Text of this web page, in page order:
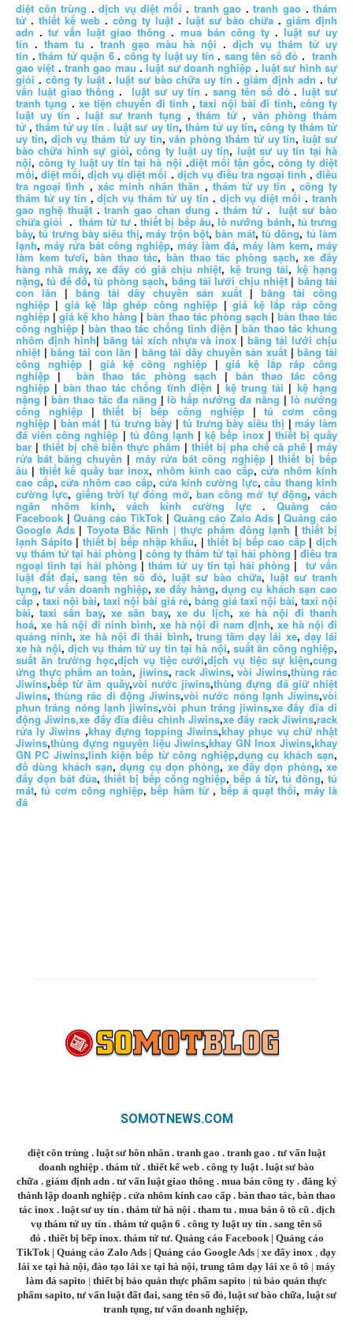
diệt côn trùng .dịch vụ diệt mối . tranh gao .tranh gao .thám
tử . thiết kế web . công ty luật . luật sư bào chữa . giám định
adn .tư vấn luật giao thông . mua bán công ty. luật sư uy
tín . tham tu . tranh gạo màu hà nội .dịch vụ thám tử uy
tín .thám tử quận 6. công ty luật uy tín . sang tên sổ đỏ .tranh
gao việt .tranh gao mau .luật sư doanh nghiệp .luật sư hình sự
giỏi . công ty luật. luật sư bào chữa uy tín .giám định adn .tư
vấn luật giao thông . luật sư uy tín .sang tên sổ đỏ.luật sư
tranh tụng . xe tiện chuyến đi tỉnh ,taxi nội bài đi tỉnh, công ty
luật uy tín .luật sư tranh tụng ,thám tử, văn phòng thám
tử ,thám tử uy tín . luật sư uy tín, thám tử uy tín, công ty thám tử
uy tín, dịch vụ thám tử uy tín,văn phòng thám tử uy tín,luật sư
bào chữa hình sự giỏi,công ty luật uy tín, luật sư uy tín tại hà
nội,công ty luật uy tín tại hà nội .diệt mối tận gốc, công ty diệt
mối,diệt mối,dịch vụ diệt mối . dịch vụ điều tra ngoại tình ,điều
tra ngoại tình , xác minh nhân thân , thám tử uy tín , công ty
thám tử uy tín ,dịch vụ thám tử uy tín . dịch vụ diệt mối .tranh
gao nghệ thuật.tranh gao chan dung . thám tử.luật sư bào
chữa giỏi .thám tử tư.thiết bị bếp âu,lò nướng bánh, tủ trưng
bày,tủ trưng bày siêu thị,máy trộn bột,bàn mát, tủ đông, tủ làm
lạnh, máy rửa bát công nghiệp, máy làm đá, máy làm kem, máy
làm kem tươi,bàn thao tác,bàn thao tác phòng sạch,xe đẩy
hàng nhà máy, xe đẩy có giá chịu nhiệt, kệ trung tải, kệ hạng
nặng,tủ để đồ,tủ phòng sạch, băng tải lưới chịu nhiệt| băng tải
con lăn | băng tải dây chuyền sản xuất | băng tải công
nghiệp | giá kệ lắp ghép công nghiệp |giá kệ lắp ráp công
nghiệp |giá kệ kho hàng |bàn thao tác phòng sạch | bàn thao tác
công nghiệp|bàn thao tác chống tĩnh điện | bàn thao tác khung
nhôm định hình| băng tải xích nhựa và inox |băng tải lưới chịu
nhiệt |băng tải con lăn | băng tải dây chuyền sản xuất |băng tải
công nghiệp|giá kệ công nghiệp |giá kệ lắp ráp công
nghiệp |bàn thao tác phòng sạch | bàn thao tác công
nghiệp | bàn thao tác chống tĩnh điện | kệ trung tải | kệ hạng
nặng | bàn thao tác đa năng |lò hấp nướng đa năng |lò nướng
công nghiệp|thiết bị bếp công nghiệp|tủ cơm công
nghiệp | bàn mát | tủ trưng bày | tủ trưng bày siêu thị |máy làm
đá viên công nghiệp | tủ đông lạnh |kệ bếp inox| thiết bị quầy
bar | thiết bị chế biến thực phẩm | thiết bị pha chế cà phê | máy
rửa bát băng chuyền | máy rửa bát công nghiệp|thiết bị bếp
âu | thiết kế quầy bar inox, nhôm kính cao cấp,cửa nhôm kính
cao cấp, cửa nhôm cao cấp, cửa kính cường lực, cầu thang kính
cường lực, giếng trời tự đóng mở, ban công mở tự động, vách
ngăn nhôm kính, vách kính cường lực . Quảng cáo
Facebook |Quảng cáo TikTok | Quảng cáo Zalo Ads |Quảng cáo
Google Ads| Toyota Bắc Ninh | thực phẩm đông lạnh |thiết bị
lạnh Sápito | thiết bị bếp nhập khẩu, |thiết bị bếp cao cấp|dịch
vụ thám tử tại hải phòng | công ty thám tử tại hải phòng | điều tra
ngoại tình tại hải phòng |thám tử uy tín tại hải phòng | tư vấn
luật đất đai, sang tên sổ đỏ, luật sư bào chữa, luật sư tranh
tụng, tư vấn doanh nghiệp,xe đẩy hàng,dụng cụ khách sạn cao
cấp , taxi nội bài, taxi nội bài giá rẻ, bảng giá taxi nội bài, taxi nội
bài,taxi sân bay,xe sân bay,xe du lịch, xe hà nội đi thanh
hoá, xe hà nội đi ninh bình, xe hà nội đi nam định,xe hà nội đi
quảng ninh,xe hà nội đi thái bình, trung tâm dạy lái xe, dạy lái
xe hà nội,dịch vụ thám tử uy tín tại hà nội,suất ăn công nghiệp,
suất ăn trường học,dịch vụ tiệc cưới,dịch vụ tiệc sự kiện,cung
ứng thực phẩm an toàn, jiwins, rack Jiwins, vòi Jiwins,thùng rác
Jiwins,bếp từ âm quầy,vòi nước jiwins,thùng đựng đá giữ nhiệt
Jiwins,thùng rác di động Jiwins,vòi nước nóng lạnh Jiwins,vòi
phun tráng nóng lạnh jiwins,vòi phun tráng jiwins,xe đẩy đĩa di
động Jiwins,xe đẩy đĩa điều chỉnh Jiwins,xe đẩy rack Jiwins,rack
rửa ly Jiwins ,khay đựng topping Jiwins,khay phục vụ chữ nhật
Jiwins,thùng đựng nguyên liệu Jiwins,khay GN Inox Jiwins,khay
GN PC Jiwins,linh kiện bếp từ công nghiệp,dụng cụ khách sạn,
đồ dùng khách sạn,dụng cụ dọn phòng, xe đẩy dọn phòng,xe
đẩy dọn bát đũa, thiết bị bếp công nghiệp,bếp á từ,tủ đông,tủ
mát,tủ cơm công nghiệp,bếp hầm từ , bếp á quạt thổi, máy là
đá
SOMOTNEWS.COM
diệt côn trùng . luật sư hôn nhân . tranh gao . tranh gao . tư vấn luật
doanh nghiệp . thám tử . thiết kế web . công ty luật. luật sư bào
chữa. giám định adn. tư vấn luật giao thông . mua bán công ty. đăng ký
thành lập doanh nghiệp . cửa nhôm kính cao cấp . bàn thao tác, bàn thao
tác inox. luật sư uy tín. thám tử hà nội. tham tu. mua bán ô tô cũ. dịch
vụ thám tử uy tín . thám tử quận 6 . công ty luật uy tín . sang tên sổ
đỏ . thiết bị bếp inox. thám tử tư. Quảng cáo Facebook| Quảng cáo
TikTok | Quảng cáo Zalo Ads | Quảng cáo Google Ads | xe đẩy inox , dạy
lái xe tại hà nội, đào tạo lái xe tại hà nội, trung tâm dạy lái xe ô tô | máy
làm đá sapito | thiết bị bảo quản thực phẩm sapito | tủ bảo quản thực
phẩm sapito, tư vấn luật đất đai, sang tên sổ đỏ, luật sư bào chữa, luật sư
tranh tụng, tư vấn doanh nghiệp,